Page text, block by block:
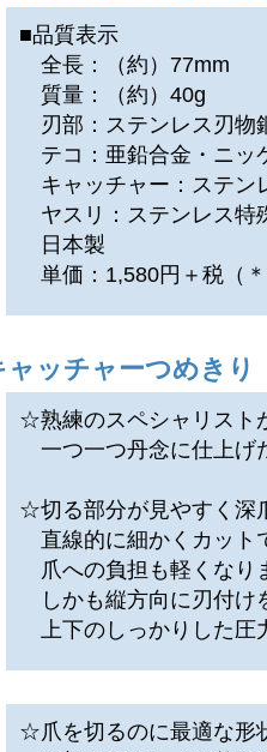
■品質表示
全長：（約）77mm
質量：（約）40g
刃部：ステンレス刃物
テコ：亜鉛合金・ニッ
キャッチャー：ステン
ヤスリ：ステンレス特
日本製
単価：1,580円＋税（
ッチャーつめきり
☆熟練のスペシャリスト
一つ一つ丹念に仕上げ
☆切る部分が見やすく深
直線的に細かくカット
爪への負担も軽くなり
しかも縦方向に刃付け
上下のしっかりした圧
☆爪を切るのに最適な形